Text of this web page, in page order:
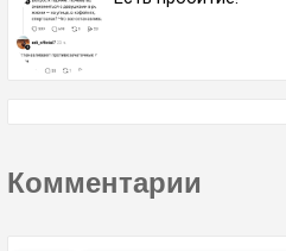
Комментарии